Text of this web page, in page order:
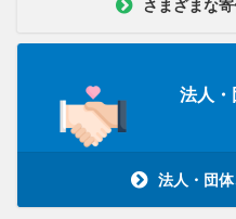
さまざまな
法人・
法人・団